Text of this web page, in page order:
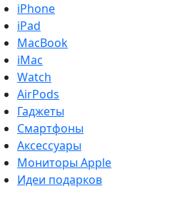
iPhone
iPad
MacBook
iMac
Watch
AirPods
Гаджеты
Смартфоны
Аксессуары
Мониторы Apple
Идеи подарков